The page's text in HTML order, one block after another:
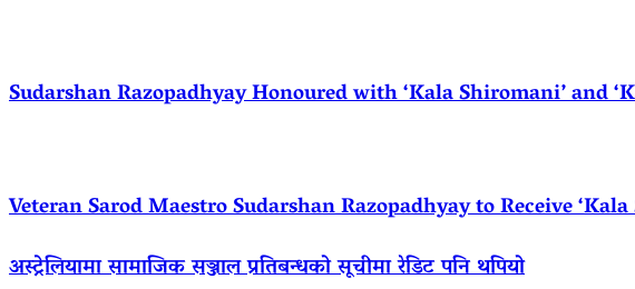
Sudarshan Razopadhyay Honoured with ‘Kala Shiromani’ and
Veteran Sarod Maestro Sudarshan Razopadhyay to Receive
अस्ट्रेलियामा सामाजिक सञ्जाल प्रतिबन्धको सूचीमा रेडिट पनि थपियो